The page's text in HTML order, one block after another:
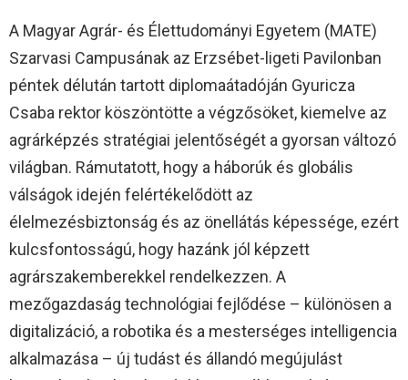
A Magyar Agrár- és Élettudományi Egyetem (MATE)
Szarvasi Campusának az Erzsébet-ligeti Pavilonban
péntek délután tartott diplomaátadóján Gyuricza
Csaba rektor köszöntötte a végzősöket, kiemelve az
agrárképzés stratégiai jelentőségét a gyorsan változó
világban. Rámutatott, hogy a háborúk és globális
válságok idején felértékelődött az
élelmezésbiztonság és az önellátás képessége, ezért
kulcsfontosságú, hogy hazánk jól képzett
agrárszakemberekkel rendelkezzen. A
mezőgazdaság technológiai fejlődése – különösen a
digitalizáció, a robotika és a mesterséges intelligencia
alkalmazása – új tudást és állandó megújulást